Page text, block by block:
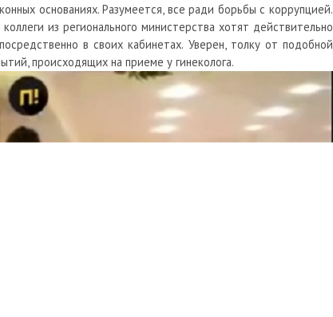
основаниях. Разумеется, все ради борьбы с коррупцией.
из регионального министерства хотят действительно
в своих кабинетах. Уверен, толку от подобной
происходящих на приеме у гинеколога.